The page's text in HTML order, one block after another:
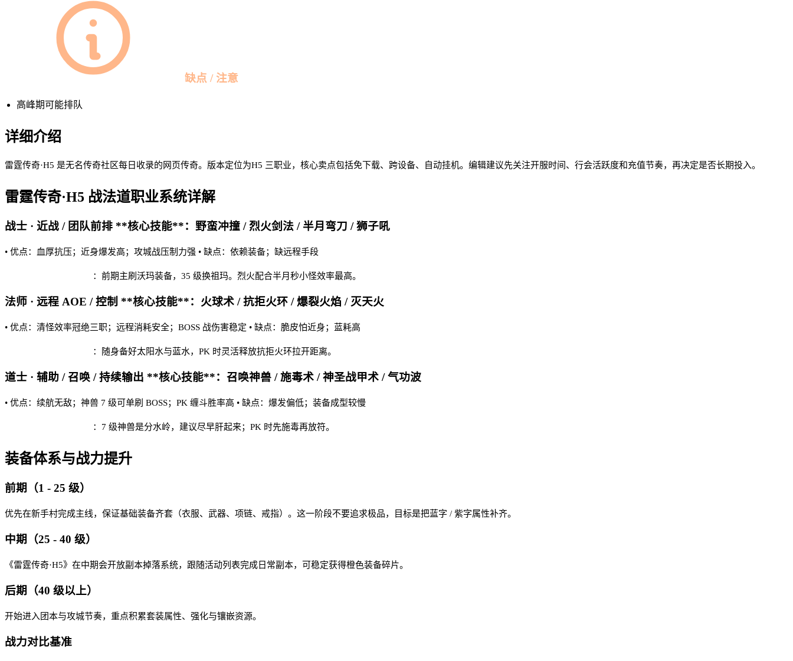
缺点 / 注意
高峰期可能排队
详细介绍
雷霆传奇·H5 是无名传奇社区每日收录的网页传奇。版本定位为H5 三职业，核心卖点包括免下载、跨设备、自动挂机。编辑建议先关注开服时间、行会活跃度和充值节奏，再决定是否长期投入。
雷霆传奇·H5 战法道职业系统详解
战士 · 近战 / 团队前排 **核心技能**：野蛮冲撞 / 烈火剑法 / 半月弯刀 / 狮子吼
• 优点：血厚抗压；近身爆发高；攻城战压制力强 • 缺点：依赖装备；缺远程手段
：前期主刷沃玛装备，35 级换祖玛。烈火配合半月秒小怪效率最高。
法师 · 远程 AOE / 控制 **核心技能**：火球术 / 抗拒火环 / 爆裂火焰 / 灭天火
• 优点：清怪效率冠绝三职；远程消耗安全；BOSS 战伤害稳定 • 缺点：脆皮怕近身；蓝耗高
：随身备好太阳水与蓝水，PK 时灵活释放抗拒火环拉开距离。
道士 · 辅助 / 召唤 / 持续输出 **核心技能**：召唤神兽 / 施毒术 / 神圣战甲术 / 气功波
• 优点：续航无敌；神兽 7 级可单刷 BOSS；PK 缠斗胜率高 • 缺点：爆发偏低；装备成型较慢
：7 级神兽是分水岭，建议尽早肝起来；PK 时先施毒再放符。
装备体系与战力提升
前期（1 - 25 级）
优先在新手村完成主线，保证基础装备齐套（衣服、武器、项链、戒指）。这一阶段不要追求极品，目标是把蓝字 / 紫字属性补齐。
中期（25 - 40 级）
《雷霆传奇·H5》在中期会开放副本掉落系统，跟随活动列表完成日常副本，可稳定获得橙色装备碎片。
后期（40 级以上）
开始进入团本与攻城节奏，重点积累套装属性、强化与镶嵌资源。
战力对比基准